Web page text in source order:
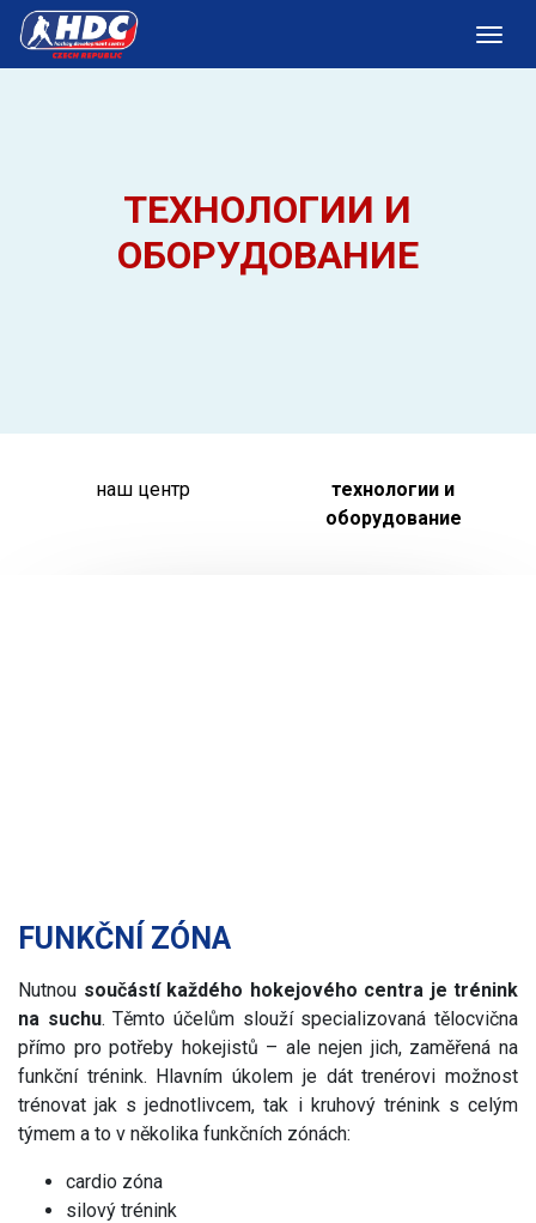
ТЕХНОЛОГИИ И
ОБОРУДОВАНИЕ
наш центр
технологии и
оборудование
FUNKČNÍ ZÓNA
Nutnou součástí každého hokejového centra je trénink
na suchu. Těmto účelům slouží specializovaná tělocvična
přímo pro potřeby hokejistů – ale nejen jich, zaměřená na
funkční trénink. Hlavním úkolem je dát trenérovi možnost
trénovat jak s jednotlivcem, tak i kruhový trénink s celým
týmem a to v několika funkčních zónách:
cardio zóna
silový trénink